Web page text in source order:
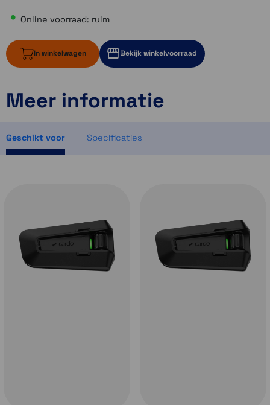
Online voorraad: ruim
In winkelwagen Bekijk winkelvoorraad
ruim op voorraad
ruim op voorraad
Meer informatie
Geschikt voor Specificaties